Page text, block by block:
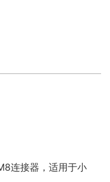
连接器，适用于小